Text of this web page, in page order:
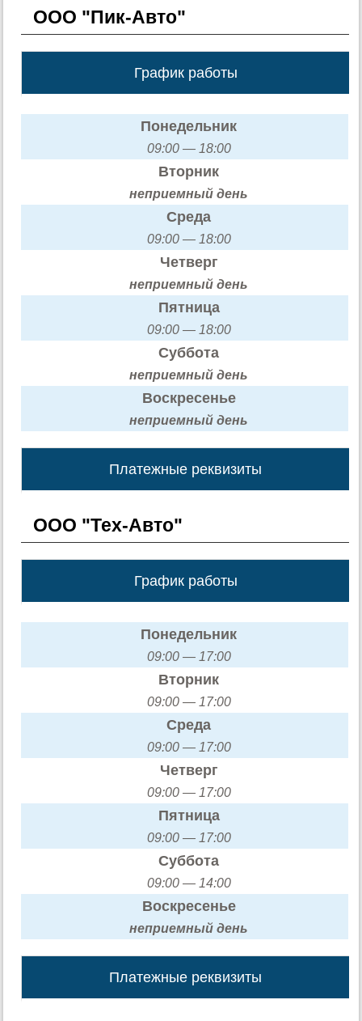
ООО "Пик-Авто"
График работы
Понедельник
09:00 — 18:00
Вторник
неприемный день
Среда
09:00 — 18:00
Четверг
неприемный день
Пятница
09:00 — 18:00
Суббота
неприемный день
Воскресенье
неприемный день
Платежные реквизиты
ООО "Тех-Авто"
График работы
Понедельник
09:00 — 17:00
Вторник
09:00 — 17:00
Среда
09:00 — 17:00
Четверг
09:00 — 17:00
Пятница
09:00 — 17:00
Суббота
09:00 — 14:00
Воскресенье
неприемный день
Платежные реквизиты